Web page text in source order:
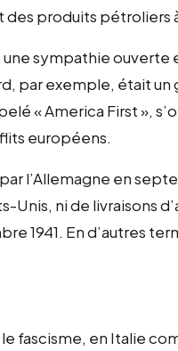
produits pétroliers
sympathie ouverte
par exemple, était un
« America First »,
européens.
l’Allemagne en
ni de livraisons
1941. En d’autres
fascisme, en Italie